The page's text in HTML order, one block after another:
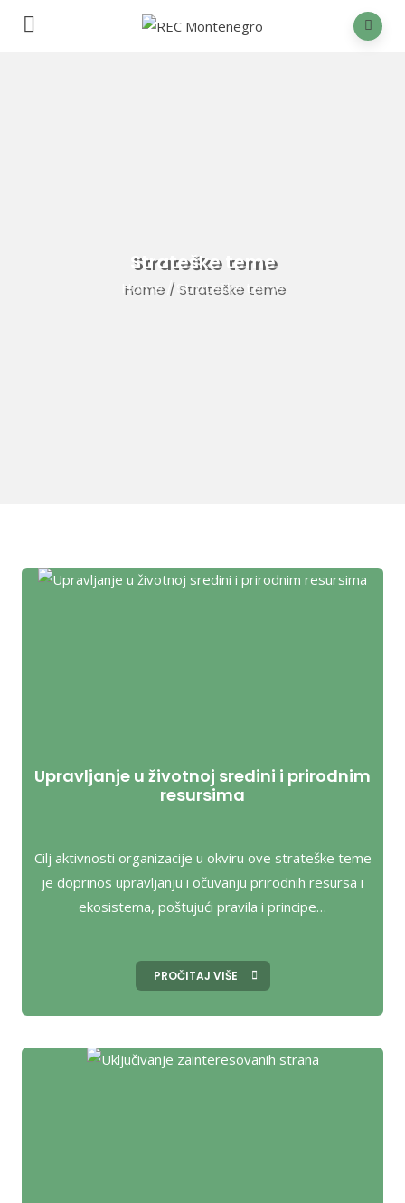
Strateške teme
Home/ Strateške teme
Upravljanje u životnoj sredini i prirodnim
resursima
Cilj aktivnosti organizacije u okviru ove strateške teme
je doprinos upravljanju i očuvanju prirodnih resursa i
ekosistema, poštujući pravila i principe…
PROČITAJ VIŠE